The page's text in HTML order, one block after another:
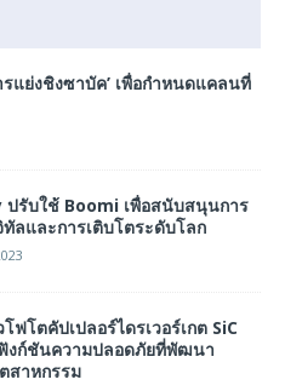
รแย่งชิงซาบัค’ เพื่อกำหนดแคลนที่
ปรับใช้ Boomi เพื่อสนับสนุนการ
ลและการเติบโตระดับโลก
ฟโตคัปเปลอร์ไดรเวอร์เกต SiC
งก์ชันความปลอดภัยที่พัฒนา
สาหกรรม